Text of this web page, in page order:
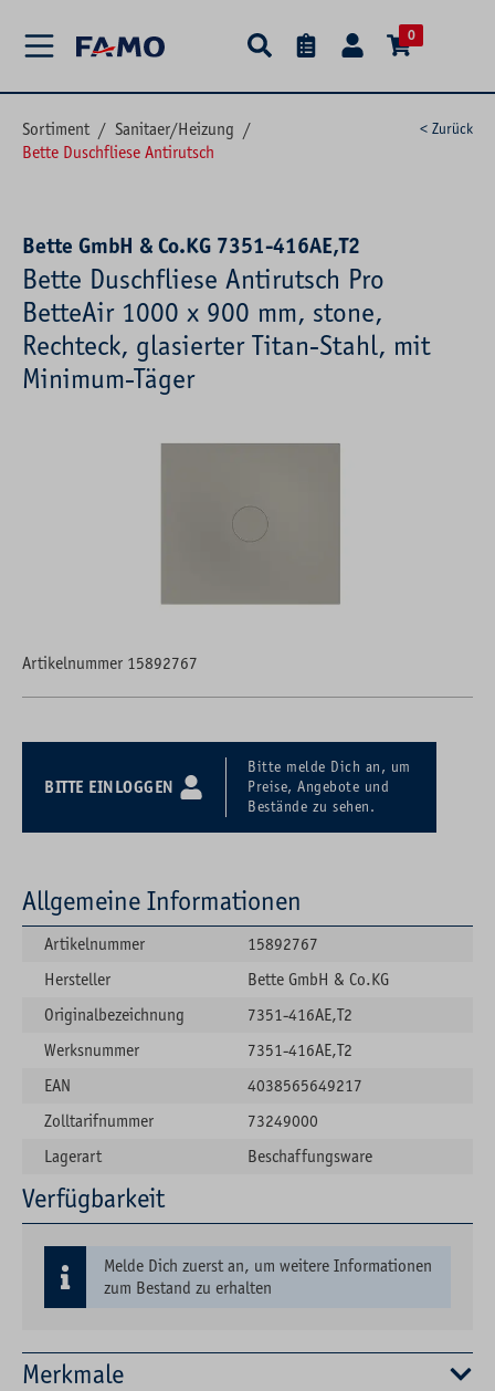
0
Sortiment / Sanitaer/Heizung /
Bette Duschfliese Antirutsch
< Zurück
Bette GmbH & Co.KG 7351-416AE,T2
Bette Duschfliese Antirutsch Pro
BetteAir 1000 x 900 mm, stone,
Rechteck, glasierter Titan-Stahl, mit
Minimum-Täger
Artikelnummer 15892767
BITTE EINLOGGEN
Bitte melde Dich an, um
Preise, Angebote und
Bestände zu sehen.
Merkmale
Allgemeine Informationen
Artikelnummer
15892767
Hersteller
Bette GmbH & Co.KG
Originalbezeichnung
7351-416AE,T2
Werksnummer
7351-416AE,T2
EAN
4038565649217
Zolltarifnummer
73249000
Lagerart
Beschaffungsware
Verfügbarkeit
Melde Dich zuerst an, um weitere Informationen
zum Bestand zu erhalten